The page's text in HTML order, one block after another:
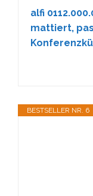
alfi
mattiert,
BESTSELLER NR. 6